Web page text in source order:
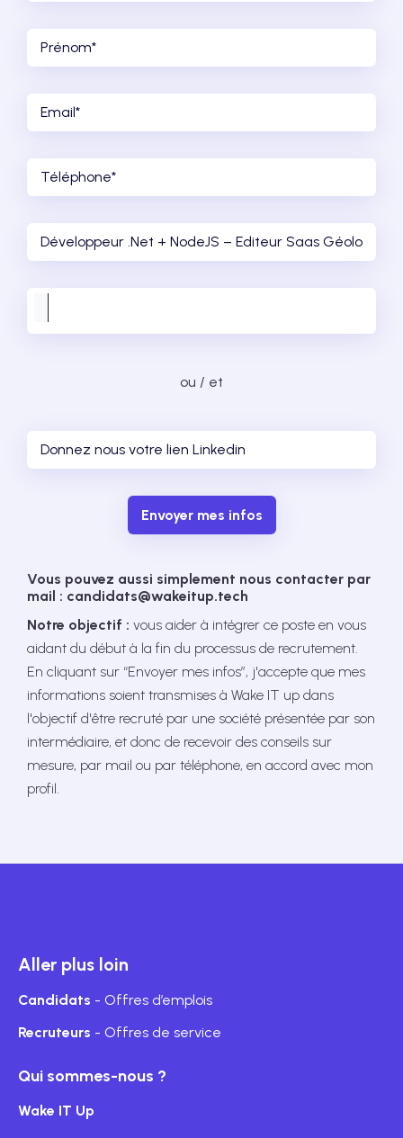
ou / et
Envoyer mes infos
Vous pouvez aussi simplement nous contacter par
mail : candidats@wakeitup.tech
Notre objectif : vous aider à intégrer ce poste en vous
aidant du début à la fin du processus de recrutement.
En cliquant sur “Envoyer mes infos”, j'accepte que mes
informations soient transmises à Wake IT up dans
l'objectif d'être recruté par une société présentée par son
intermédiaire, et donc de recevoir des conseils sur
mesure, par mail ou par téléphone, en accord avec mon
profil.
Aller plus loin
Candidats - Offres d’emplois
Recruteurs - Offres de service
Qui sommes-nous ?
Wake IT Up